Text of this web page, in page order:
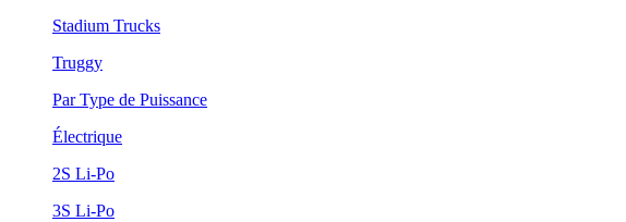
Stadium Trucks
Truggy
Par Type de Puissance
Électrique
2S Li-Po
3S Li-Po